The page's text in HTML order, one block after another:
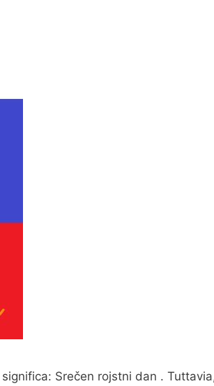
Srečen rojstni dan .